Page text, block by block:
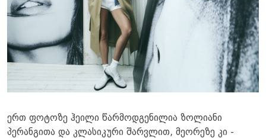
ერთ ფოტოზე ჰეილი წარმოდგენილია ზოლიანი
პერანგითა და კლასიკური შარვლით, მეორეზე კი -